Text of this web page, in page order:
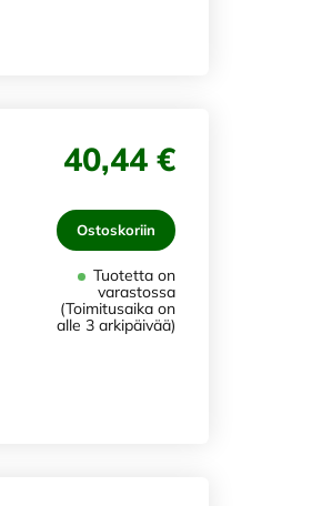
40,44 €
Ostoskoriin
Tuotetta on
varastossa
(Toimitusaika on
alle 3 arkipäivää)